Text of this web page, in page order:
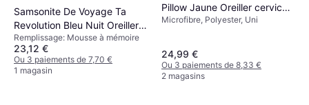
Samsonite De Voyage Ta
Revolution Bleu Nuit Oreiller
cervical Bleu
Remplissage: Mousse à mémoire
23,12 €
Ou 3 paiements de 7,70 €
1 magasin
Pillow Jaune Oreiller cervical
Gris, Vert, Jaune
Microfibre, Polyester, Uni
24,99 €
Ou 3 paiements de 8,33 €
2 magasins